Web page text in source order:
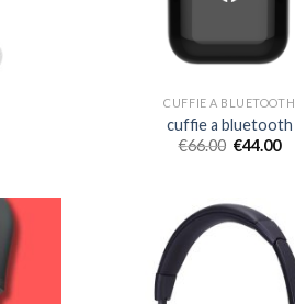
CUFFIE A BLUETOOTH
cuffie a bluetooth
€66.00 €44.00